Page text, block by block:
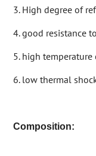
3. High degree of
4. good resistance
5. high temperature
6. low thermal
Composition: